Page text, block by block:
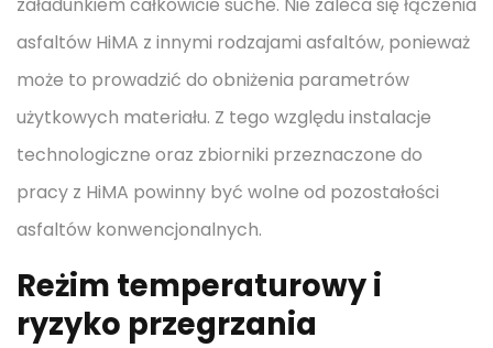
załadunkiem całkowicie suche. Nie zaleca się łączenia
asfaltów HiMA z innymi rodzajami asfaltów, ponieważ
może to prowadzić do obniżenia parametrów
użytkowych materiału. Z tego względu instalacje
technologiczne oraz zbiorniki przeznaczone do
pracy z HiMA powinny być wolne od pozostałości
asfaltów konwencjonalnych.
Reżim temperaturowy i
ryzyko przegrzania